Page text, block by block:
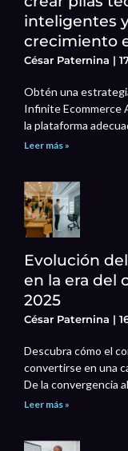
inteligentes
crecimiento
César Paternina
Obtén una
Infinite Ecommerce
la plataforma
Leer más »
Evolución
en la era del
2025
César Paternina
Descubra cómo el
convertirse en una
De la convergencia
Leer más »